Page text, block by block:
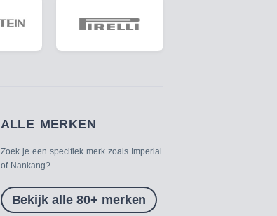
ALLE MERKEN
Zoek je een specifiek merk zoals Imperial
of Nankang?
Bekijk alle 80+ merken